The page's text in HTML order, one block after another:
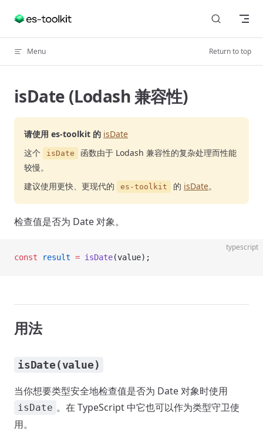
Skip to content
Menu Return to top
isDate (Lodash 兼容性)
请使用 es-toolkit 的 isDate
这个
isDate
函数由于 Lodash 兼容性的复杂处理而性能
较慢。
建议使用更快、更现代的
es-toolkit 的 isDate。
检查值是否为 Date 对象。
typescript
const result = isDate(value);
用法
isDate(value)
当你想要类型安全地检查值是否为 Date 对象时使用
isDate 。在 TypeScript 中它也可以作为类型守卫使
用。